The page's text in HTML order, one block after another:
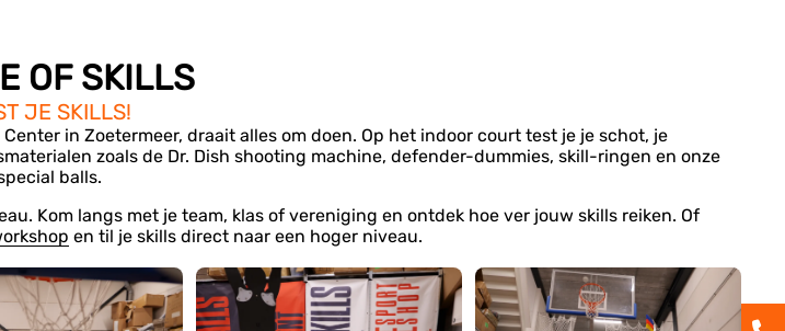
OF SKILLS
JE SKILLS!
in Zoetermeer, draait alles om doen. Op het indoor court test je je schot, je
zoals de Dr. Dish shooting machine, defender-dummies, skill-ringen en onze
balls.
Kom langs met je team, klas of vereniging en ontdek hoe ver jouw skills reiken. Of
en til je skills direct naar een hoger niveau.